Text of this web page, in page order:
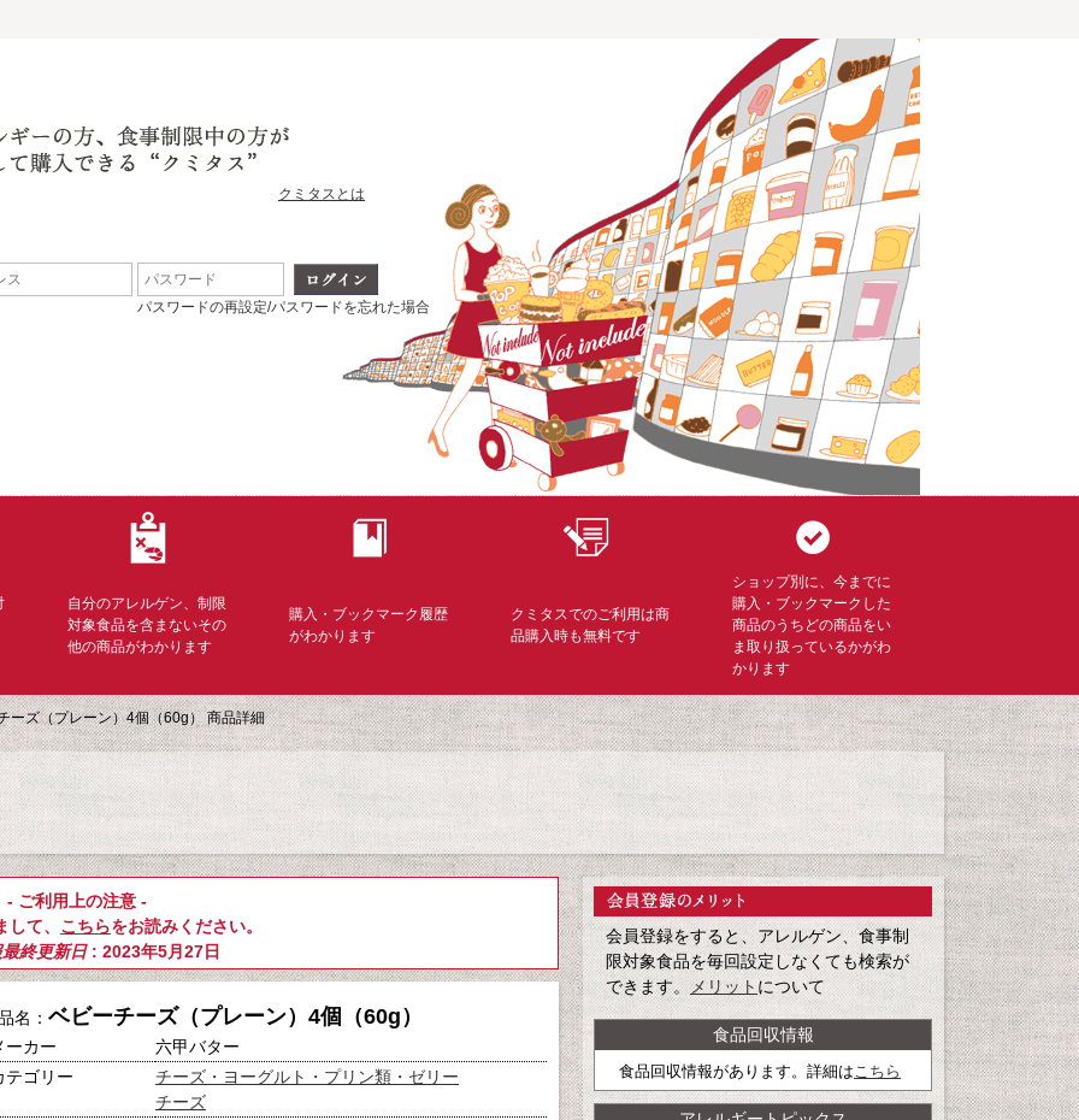
クミタスとは
パスワードの再設定/パスワードを忘れた場合
自分のアレルゲン、制限
対象食品を含まないその
他の商品がわかります
購入・ブックマーク履歴
がわかります
クミタスでのご利用は商
品購入時も無料です
ショップ別に、今までに
購入・ブックマークした
商品のうちどの商品をい
ま取り扱っているかがわ
かります
ーズ（プレーン）4個（60g） 商品詳細
- ご利用上の注意 -
て、 こちらをお読みください。
終更新日: 2023年5月27日
名： ベビーチーズ（プレーン）4個（60g）
ーカー
六甲バター
テゴリー
チーズ・ヨーグルト・プリン類・ゼリー
チーズ
会員登録をすると、アレルゲン、食事制
限対象食品を毎回設定しなくても検索が
できます。メリットについて
食品回収情報
食品回収情報があります。詳細は こちら